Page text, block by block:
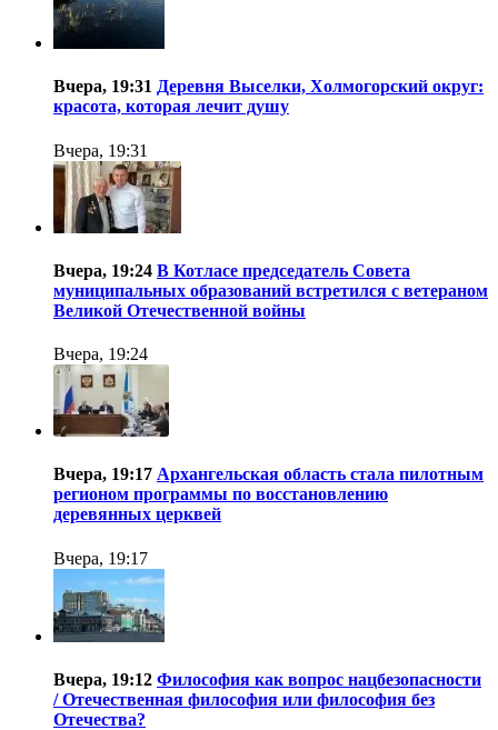
Вчера, 19:31 Деревня Выселки, Холмогорский округ:
красота, которая лечит душу
Вчера, 19:31
Вчера, 19:24 В Котласе председатель Совета
муниципальных образований встретился с ветераном
Великой Отечественной войны
Вчера, 19:24
Вчера, 19:17 Архангельская область стала пилотным
регионом программы по восстановлению
деревянных церквей
Вчера, 19:17
Вчера, 19:12 Философия как вопрос нацбезопасности
/ Отечественная философия или философия без
Отечества?